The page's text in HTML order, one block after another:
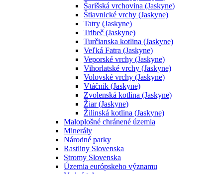
Šarišská vrchovina (Jaskyne)
Štiavnické vrchy (Jaskyne)
Tatry (Jaskyne)
Tribeč (Jaskyne)
Turčianska kotlina (Jaskyne)
Veľká Fatra (Jaskyne)
Veporské vrchy (Jaskyne)
Vihorlatské vrchy (Jaskyne)
Volovské vrchy (Jaskyne)
Vtáčnik (Jaskyne)
Zvolenská kotlina (Jaskyne)
Žiar (Jaskyne)
Žilinská kotlina (Jaskyne)
Maloplošné chránené územia
Minerály
Národné parky
Rastliny Slovenska
Stromy Slovenska
Územia európskeho významu